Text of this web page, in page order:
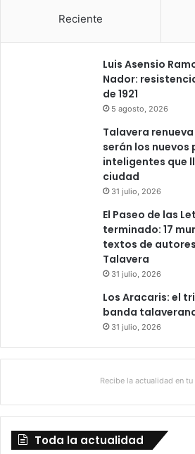
J
Reciente
Luis Asensio
Nador:
de 1921
5 agosto, 2026
Talavera
serán los
inteligentes que
ciudad
31 julio, 2026
El Paseo de las
terminado: 17
textos de
Talavera
31 julio, 2026
Los Aracaris: el
banda
31 julio, 2026
Recibe la actualidad en
Toda la actualidad